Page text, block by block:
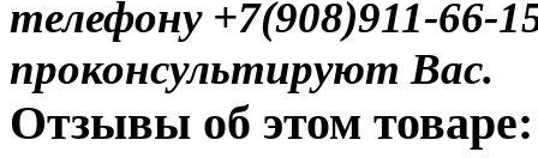
телефону +7(908)911-
проконсультируют Вас.
Отзывы об этом товаре: